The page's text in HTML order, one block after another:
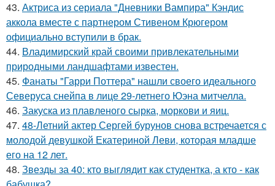
43. Актриса из сериала "Дневники Вампира" Кэндис
аккола вместе с партнером Стивеном Крюгером
официально вступили в брак.
44. Владимирский край своими привлекательными
природными ландшафтами известен.
45. Фанаты "Гарри Поттера" нашли своего идеального
Северуса снейпа в лице 29-летнего Юэна митчелла.
46. Закуска из плавленого сырка, моркови и яиц.
47. 48-Летний актер Сергей бурунов снова встречается с
молодой девушкой Екатериной Леви, которая младше
его на 12 лет.
48. Звезды за 40: кто выглядит как студентка, а кто - как